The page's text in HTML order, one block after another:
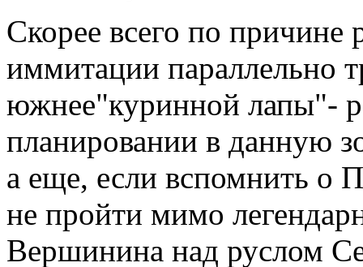
Скорее всего по причине
иммитации параллельно
южнее"куринной лапы"-
планировании в данную
а еще, если вспомнить о
не пройти мимо
Вершинина над руслом